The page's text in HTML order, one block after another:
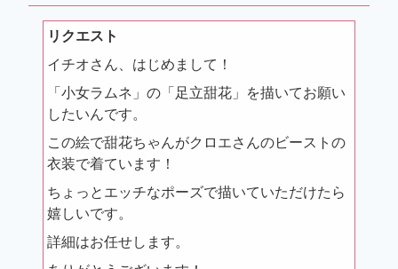
リクエスト
イチオさん、はじめまして！
「小女ラムネ」の「足立甜花」を描いてお願い
したいんです。
この絵で甜花ちゃんがクロエさんのビーストの
衣装で着ています！
ちょっとエッチなポーズで描いていただけたら
嬉しいです。
詳細はお任せします。